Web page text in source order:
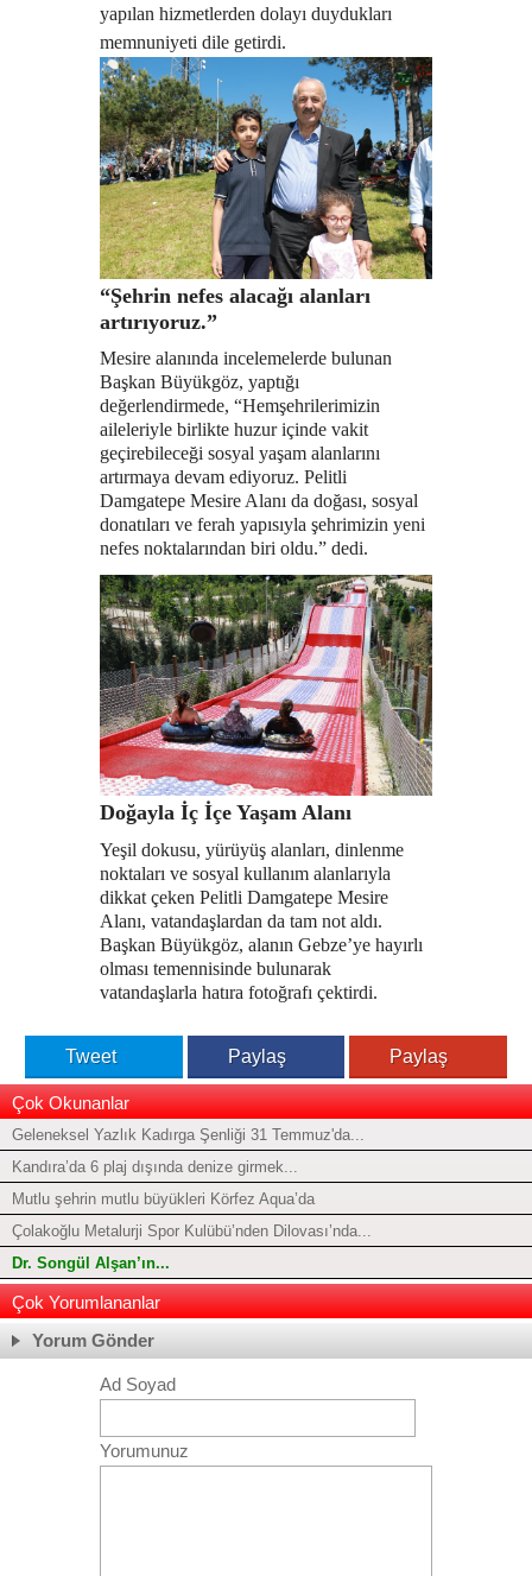
yapılan hizmetlerden dolayı duydukları
memnuniyeti dile getirdi.
“Şehrin nefes alacağı alanları
artırıyoruz.”
Mesire alanında incelemelerde bulunan
Başkan Büyükgöz, yaptığı
değerlendirmede, “Hemşehrilerimizin
aileleriyle birlikte huzur içinde vakit
geçirebileceği sosyal yaşam alanlarını
artırmaya devam ediyoruz. Pelitli
Damgatepe Mesire Alanı da doğası, sosyal
donatıları ve ferah yapısıyla şehrimizin yeni
nefes noktalarından biri oldu.” dedi.
Doğayla İç İçe Yaşam Alanı
Yeşil dokusu, yürüyüş alanları, dinlenme
noktaları ve sosyal kullanım alanlarıyla
dikkat çeken Pelitli Damgatepe Mesire
Alanı, vatandaşlardan da tam not aldı.
Başkan Büyükgöz, alanın Gebze’ye hayırlı
olması temennisinde bulunarak
vatandaşlarla hatıra fotoğrafı çektirdi.
Tweet Paylaş Paylaş
Çok Okunanlar
Geleneksel Yazlık Kadırga Şenliği 31 Temmuz'da...
Kandıra’da 6 plaj dışında denize girmek...
Mutlu şehrin mutlu büyükleri Körfez Aqua’da
Çolakoğlu Metalurji Spor Kulübü’nden Dilovası’nda...
Dr. Songül Alşan’ın...
Çok Yorumlananlar
Yorum Gönder
Ad Soyad
Yorumunuz